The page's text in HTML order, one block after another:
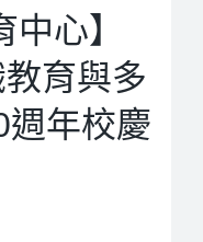
心】
育與多
週年校慶